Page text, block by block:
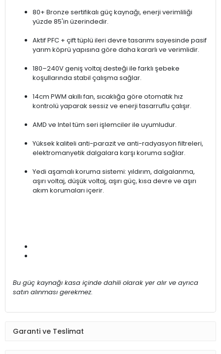
80+ Bronze sertifikalı güç kaynağı, enerji verimliliği
yüzde 85'in üzerindedir.
Aktif PFC + çift tüplü ileri devre tasarımı sayesinde pasif
yarım köprü yapısına göre daha kararlı ve verimlidir.
180–240V geniş voltaj desteği ile farklı şebeke
koşullarında stabil çalışma sağlar.
14cm PWM akıllı fan, sıcaklığa göre otomatik hız
kontrolü yaparak sessiz ve enerji tasarruflu çalışır.
AMD ve Intel tüm seri işlemciler ile uyumludur.
Yüksek kaliteli anti-parazit ve anti-radyasyon filtreleri,
elektromanyetik dalgalara karşı koruma sağlar.
Yedi aşamalı koruma sistemi: yıldırım, dalgalanma,
aşırı voltaj, düşük voltaj, aşırı güç, kısa devre ve aşırı
akım korumaları içerir.
Bu güç kaynağı kasa içinde dahili olarak yer alır ve ayrıca
satın alınması gerekmez.
Garanti ve Teslimat